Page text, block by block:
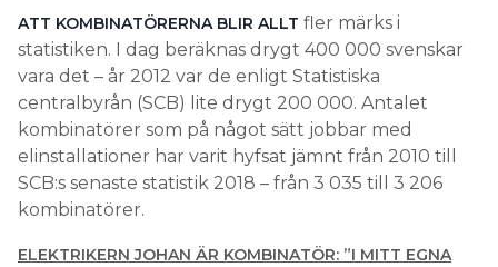
ATT KOMBINATÖRERNA BLIR ALLT fler märks i
statistiken. I dag beräknas drygt 400 000 svenskar
vara det – år 2012 var de enligt Statistiska
centralbyrån (SCB) lite drygt 200 000. Antalet
kombinatörer som på något sätt jobbar med
elinstallationer har varit hyfsat jämnt från 2010 till
SCB:s senaste statistik 2018 – från 3 035 till 3 206
kombinatörer.
ELEKTRIKERN JOHAN ÄR KOMBINATÖR: ”I MITT EGNA